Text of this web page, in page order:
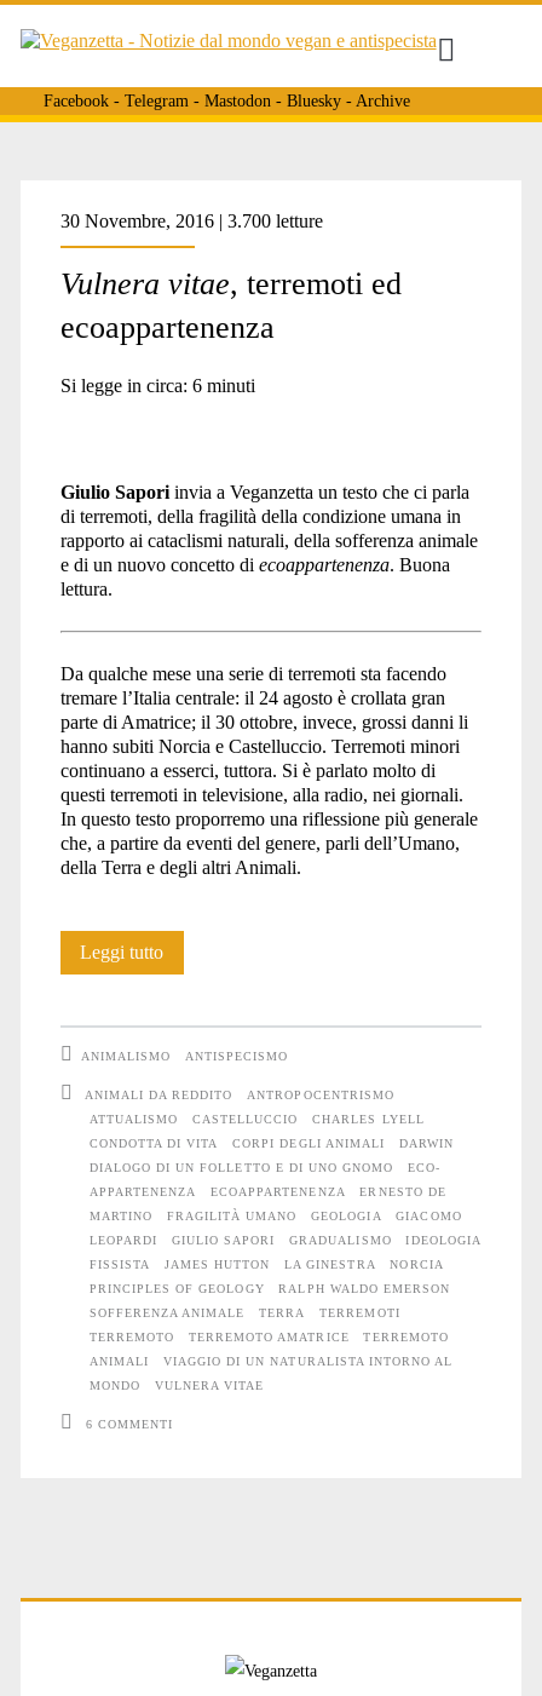
Facebook- Telegram- Mastodon- Bluesky- Archive
Tag:
<span>Ernesto
de
Martino</span>
30 Novembre, 2016 | 3.700 letture
Vulnera vitae, terremoti ed
ecoappartenenza
Si legge in circa: 6 minuti
Giulio Saporiinvia a Veganzetta un testo che ci parla
di terremoti, della fragilità della condizione umana in
rapporto ai cataclismi naturali, della sofferenza animale
e di un nuovo concetto di ecoappartenenza. Buona
lettura.
Da qualche mese una serie di terremoti sta facendo
tremare l’Italia centrale: il 24 agosto è crollata gran
parte di Amatrice; il 30 ottobre, invece, grossi danni li
hanno subiti Norcia e Castelluccio. Terremoti minori
continuano a esserci, tuttora. Si è parlato molto di
questi terremoti in televisione, alla radio, nei giornali.
In questo testo proporremo una riflessione più generale
che, a partire da eventi del genere, parli dell’Umano,
della Terra e degli altri Animali.
Leggi tutto<i>Vulnera
ecoappartenenza
ANIMALISMO ANTISPECISMO
ANIMALI DA REDDITO
ANTROPOCENTRISMO
ATTUALISMO
CASTELLUCCIO
CHARLES LYELL
CONDOTTA DI VITA
CORPI DEGLI ANIMALI
DARWIN
DIALOGO DI UN FOLLETTO E DI UNO GNOMO
ECO-
APPARTENENZA
ECOAPPARTENENZA
ERNESTO DE
MARTINO
FRAGILITÀ UMANO GEOLOGIA
GIACOMO
LEOPARDI
GIULIO SAPORI GRADUALISMO
IDEOLOGIA
FISSISTA
JAMES HUTTON LA GINESTRA
NORCIA
PRINCIPLES OF GEOLOGY
RALPH WALDO EMERSON
SOFFERENZA ANIMALE
TERRA
TERREMOTI
TERREMOTO
TERREMOTO AMATRICE
TERREMOTO
ANIMALI
VIAGGIO DI UN NATURALISTA INTORNO AL
MONDO
VULNERA VITAE
6 COMMENTI
Primary